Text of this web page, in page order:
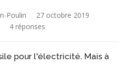
Poulin 27 octobre 2019
4 réponses
pour l'électricité. Mais à